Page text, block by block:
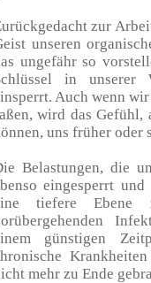
zur
unseren
ungefähr so
in unserer
Auch wenn
wird das
uns früher oder
Belastungen, die
eingesperrt
tiefere Ebene
günstigen
mehr zu Ende